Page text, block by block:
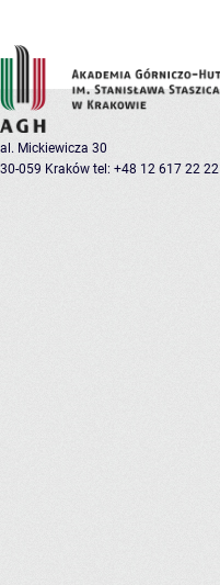
al. Mickiewicza 30
30-059 Kraków tel: +48 12 617 22 22